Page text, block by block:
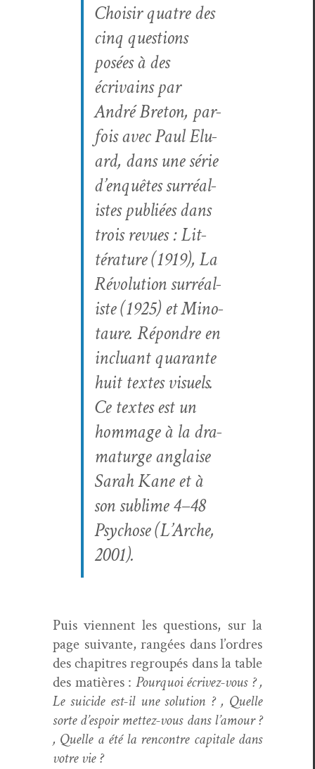
Choisir qua­tre des
cinq ques­tions
posées à des
écrivains par
André Bre­ton, par­
fois avec Paul Elu­
ard, dans une série
d’enquêtes sur­réal­
istes pub­liées dans
trois revues :Lit­
téra­ture(1919),La
Révo­lu­tion sur­réal­
iste(1925) et Mino­
tau­re. Répon­dre en
inclu­ant quar­ante
huit textes visuels.
Ce textes est un
hom­mage à la dra­
maturge anglaise
Sarah Kane et à
son sub­lime 4–48
Psy­chose(L’Arche,
2001).
Puis vien­nent les ques­tions, sur la
page suiv­ante, rangées dans l’ordres
des chapitres regroupés dans la table
des matières : Pourquoi écrivez-vous ? ,
Le sui­cide est-il une solu­tion ? , Quelle
sorte d’espoir met­tez-vous dans l’amour ?
, Quelle a été la ren­con­tre cap­i­tale dans
votre vie ?